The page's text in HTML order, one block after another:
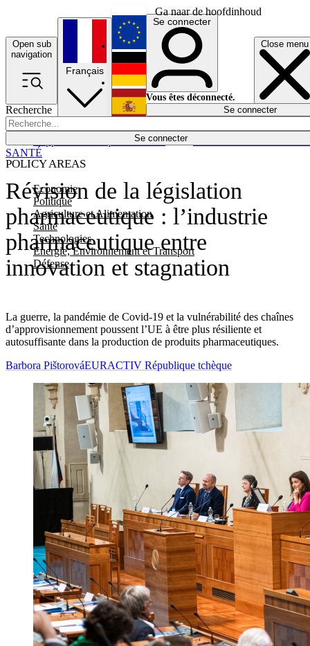
Ga naar de hoofdinhoud
Open sub
navigation
Close menu
Recherche
Se connecter
POLICY AREAS
Economie
Politique
Agriculture et Alimentation
Santé
Technologies
Energie, Environnement et Transport
Défense
Économie
Français
English
Deutsch
Español
Se connecter
Vous êtes déconnecté.
Se connecter
Révision de la législation
pharmaceutique : l’industrie
pharmaceutique entre
innovation et stagnation
La guerre, la pandémie de Covid-19 et la vulnérabilité des chaînes
d’approvisionnement poussent l’UE à être plus résiliente et
autosuffisante dans la production de produits pharmaceutiques.
SANTÉ
Barbora PištorováEURACTIV République tchèque